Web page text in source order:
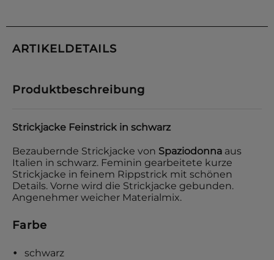
ARTIKELDETAILS
Produktbeschreibung
Strickjacke Feinstrick in schwarz
Bezaubernde Strickjacke von Spaziodonna aus
Italien in schwarz. Feminin gearbeitete kurze
Strickjacke in feinem Rippstrick mit schönen
Details. Vorne wird die Strickjacke gebunden.
Angenehmer weicher Materialmix.
Farbe
schwarz